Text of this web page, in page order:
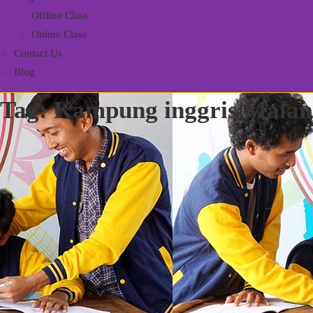
Offline Class
Online Class
Contact Us
Blog
Tag:Kampung inggris